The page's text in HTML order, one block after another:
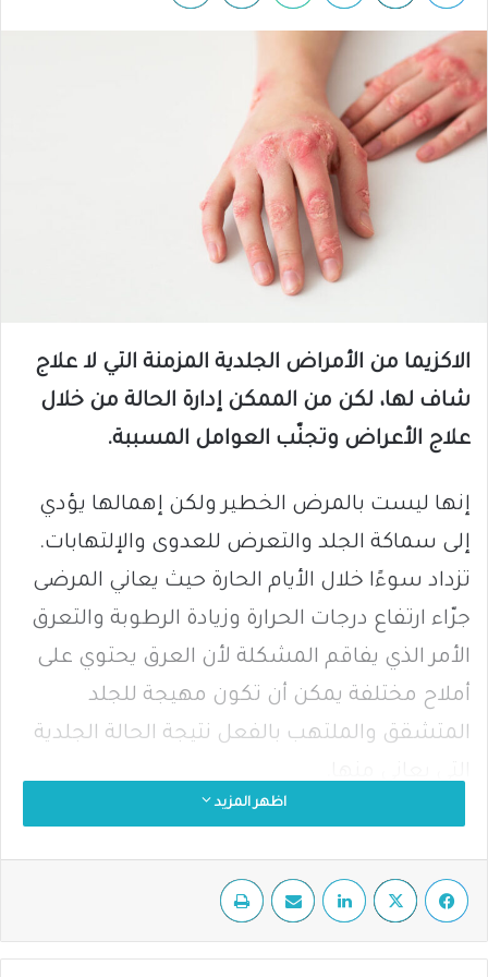
الاكزيما من الأمراض الجلدية المزمنة التي لا علاج
شاف لها، لكن من الممكن إدارة الحالة من خلال
علاج الأعراض وتجنّب العوامل المسببة.
إنها ليست بالمرض الخطير ولكن إهمالها يؤدي
إلى سماكة الجلد والتعرض للعدوى والإلتهابات.
تزداد سوءًا خلال الأيام الحارة حيث يعاني المرضى
جرّاء ارتفاع درجات الحرارة وزيادة الرطوبة والتعرق
الأمر الذي يفاقم المشكلة لأن العرق يحتوي على
أملاح مختلفة يمكن أن تكون مهيجة للجلد
المتشقق والملتهب بالفعل نتيجة الحالة الجلدية
ينتج عنها إصابة بقع متفرّقة من الجلد بالإلتهاب
والتّهيج وحكّة شديدة تؤدي بدورها إلى ظهور بقع
حمراء سميكة على سطح الجلد وقد يصل الأمر
اظهر المزيد
فيسبوك لينكدإن مشاركة عبر البريد